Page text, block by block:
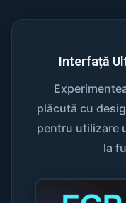
Interfață
plăcută cu
pentru utilizare
la